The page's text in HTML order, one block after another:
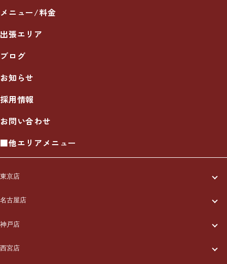
メニュー/料金
出張エリア
ブログ
お知らせ
採用情報
お問い合わせ
■他エリアメニュー
東京店
一休について
ご利用の流れ
メニュー/料金
名古屋店
一休について
ご利用の流れ
神戸店
一休について
西宮店